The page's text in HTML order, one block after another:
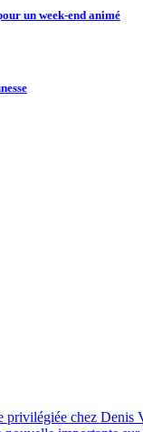
un week-end animé
chez Denis